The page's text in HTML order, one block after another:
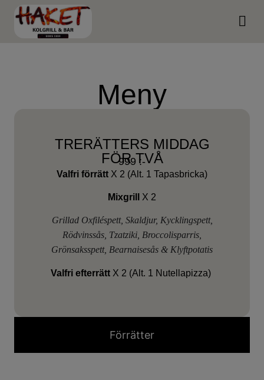
Meny
TRERÄTTERS MIDDAG
FÖR TVÅ
999 :-
Valfri förrätt X 2 (Alt. 1 Tapasbricka)
Mixgrill X 2
Grillad Oxfiléspett, Skaldjur, Kycklingspett,
Rödvinssås, Tzatziki, Broccolisparris,
Grönsaksspett, Bearnaisesås & Klyftpotatis
Valfri efterrätt X 2 (Alt. 1 Nutellapizza)
Förrätter